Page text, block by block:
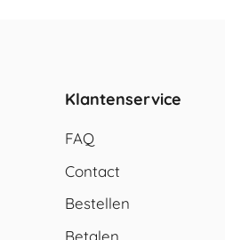
Klantenservice
FAQ
Contact
Bestellen
Betalen